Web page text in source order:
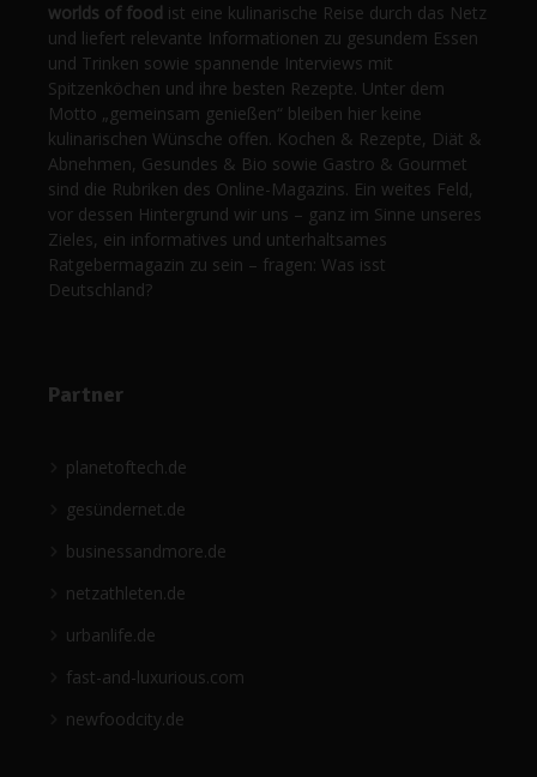
worlds of food ist eine kulinarische Reise durch das Netz
und liefert relevante Informationen zu gesundem Essen
und Trinken sowie spannende Interviews mit
Spitzenköchen und ihre besten Rezepte. Unter dem
Motto „gemeinsam genießen“ bleiben hier keine
kulinarischen Wünsche offen. Kochen & Rezepte, Diät &
Abnehmen, Gesundes & Bio sowie Gastro & Gourmet
sind die Rubriken des Online-Magazins. Ein weites Feld,
vor dessen Hintergrund wir uns – ganz im Sinne unseres
Zieles, ein informatives und unterhaltsames
Ratgebermagazin zu sein – fragen: Was isst
Deutschland?
Partner
planetoftech.de
gesündernet.de
businessandmore.de
netzathleten.de
urbanlife.de
fast-and-luxurious.com
newfoodcity.de